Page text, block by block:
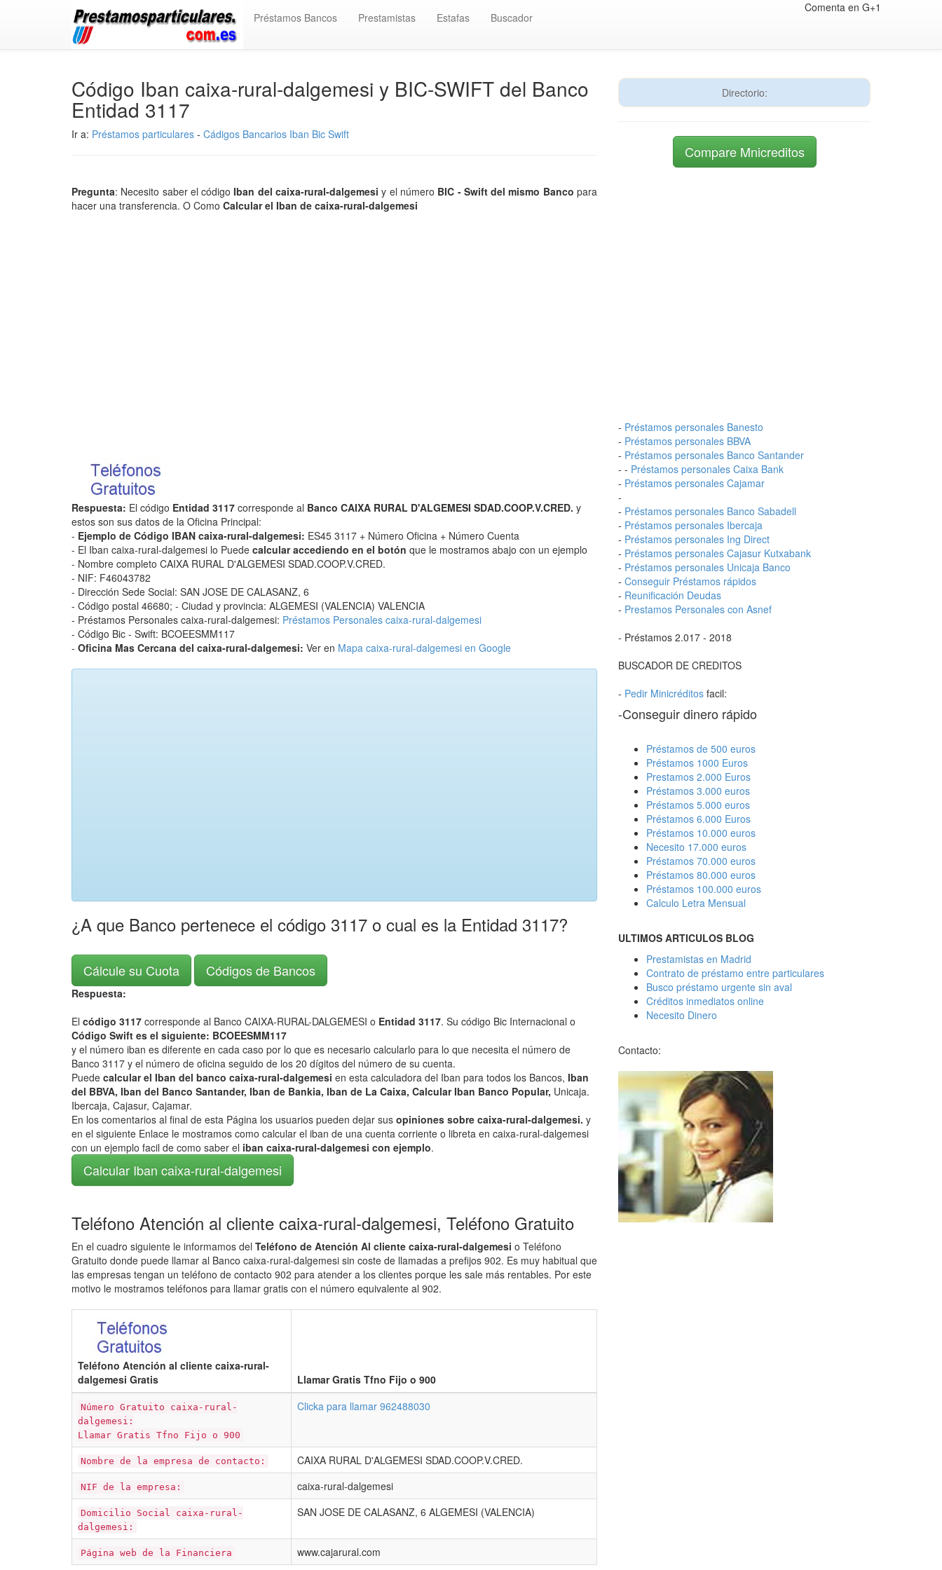
Préstamos Bancos Prestamistas Estafas Buscador
Comenta en G+1
Código Iban caixa-rural-dalgemesi y BIC-SWIFT del Banco
Entidad 3117
Ir a: Préstamos particulares - Cádigos Bancarios Iban Bic Swift
Pregunta: Necesito saber el códigoIban del caixa-rural-dalgemesiy el número BIC - Swift del mismo Banco para
hacer una transferencia. O Como Calcular el Iban de caixa-rural-dalgemesi
Respuesta: El código Entidad 3117 corresponde al Banco CAIXA RURAL D'ALGEMESI SDAD.COOP.V.CRED. y
estos son sus datos de la Oficina Principal:
- Ejemplo de Código IBAN caixa-rural-dalgemesi: ES45 3117 + Número Oficina + Número Cuenta
- El Iban caixa-rural-dalgemesi lo Puede calcular accediendo en el botón que le mostramos abajo con un ejemplo
- Nombre completo CAIXA RURAL D'ALGEMESI SDAD.COOP.V.CRED.
- NIF: F46043782
- Dirección Sede Social: SAN JOSE DE CALASANZ, 6
- Código postal 46680; - Ciudad y provincia: ALGEMESI (VALENCIA) VALENCIA
- Préstamos Personales caixa-rural-dalgemesi: Préstamos Personales caixa-rural-dalgemesi
- Código Bic - Swift: BCOEESMM117
- Oficina Mas Cercana del caixa-rural-dalgemesi: Ver en Mapa caixa-rural-dalgemesi en Google
¿A que Banco pertenece el código 3117 o cual es la Entidad 3117?
Cálcule su Cuota Códigos de Bancos
Respuesta:
El código 3117 corresponde al Banco CAIXA-RURAL-DALGEMESI o Entidad 3117. Su código Bic Internacional o
Código Swift es el siguiente: BCOEESMM117
y el número iban es diferente en cada caso por lo que es necesario calcularlo para lo que necesita el número de
Banco 3117 y el número de oficina seguido de los 20 dígitos del número de su cuenta.
Puede calcular el Iban del banco caixa-rural-dalgemesi en esta calculadora del Iban para todos los Bancos, Iban
del BBVA, Iban del Banco Santander, Iban de Bankia, Iban de La Caixa, Calcular Iban Banco Popular, Unicaja.
Ibercaja, Cajasur, Cajamar.
En los comentarios al final de esta Página los usuarios pueden dejar sus opiniones sobre caixa-rural-dalgemesi. y
en el siguiente Enlace le mostramos como calcular el iban de una cuenta corriente o libreta en caixa-rural-dalgemesi
con un ejemplo facil de como saber el iban caixa-rural-dalgemesi con ejemplo.
Calcular Iban caixa-rural-dalgemesi
Teléfono Atención al cliente caixa-rural-dalgemesi, Teléfono Gratuito
En el cuadro siguiente le informamos del Teléfono de Atención Al cliente caixa-rural-dalgemesi o Teléfono
Gratuito donde puede llamar al Banco caixa-rural-dalgemesi sin coste de llamadas a prefijos 902. Es muy habitual que
las empresas tengan un teléfono de contacto 902 para atender a los clientes porque les sale más rentables. Por este
motivo le mostramos teléfonos para llamar gratis con el número equivalente al 902.
Teléfono Atención al cliente caixa-rural-
dalgemesi Gratis
Llamar Gratis Tfno Fijo o 900
Número Gratuito caixa-rural-
dalgemesi:
Llamar Gratis Tfno Fijo o 900
Clicka para llamar 962488030
Nombre de la empresa de contacto: CAIXA RURAL D'ALGEMESI SDAD.COOP.V.CRED.
NIF de la empresa: caixa-rural-dalgemesi
Domicilio Social caixa-rural-
dalgemesi:
SAN JOSE DE CALASANZ, 6 ALGEMESI (VALENCIA)
Página web de la Financiera www.cajarural.com
Directorio:
Compare Mnicreditos
- Préstamos personales Banesto
- Préstamos personales BBVA
- Préstamos personales Banco Santander
- - Préstamos personales Caixa Bank
- Préstamos personales Cajamar
-
- Préstamos personales Banco Sabadell
- Préstamos personales Ibercaja
- Préstamos personales Ing Direct
- Préstamos personales Cajasur Kutxabank
- Préstamos personales Unicaja Banco
- Conseguir Préstamos rápidos
- Reunificación Deudas
- Prestamos Personales con Asnef
- Préstamos 2.017 - 2018
BUSCADOR DE CREDITOS
- Pedir Minicréditos facil:
-Conseguir dinero rápido
Préstamos de 500 euros
Préstamos 1000 Euros
Prestamos 2.000 Euros
Préstamos 3.000 euros
Préstamos 5.000 euros
Préstamos 6.000 Euros
Préstamos 10.000 euros
Necesito 17.000 euros
Préstamos 70.000 euros
Préstamos 80.000 euros
Préstamos 100.000 euros
Calculo Letra Mensual
ULTIMOS ARTICULOS BLOG
Prestamistas en Madrid
Contrato de préstamo entre particulares
Busco préstamo urgente sin aval
Créditos inmediatos online
Necesito Dinero
Contacto: